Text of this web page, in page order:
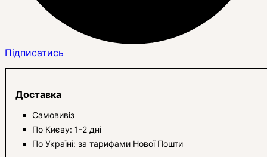
Підписатись
Доставка
Самовивіз
По Києву: 1-2 дні
По Україні: за тарифами Нової Пошти